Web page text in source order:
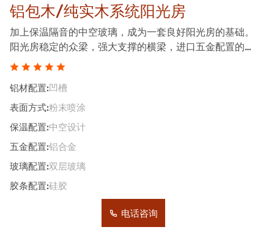
铝包木/纯实木系统阳光房
加上保温隔音的中空玻璃，成为一套良好阳光房的基础。
阳光房稳定的众梁，强大支撑的横梁，进口五金配置的融
合，夏天的晚霞，秋日的午后，享受家居健康惬意生活
铝材配置:凹槽
表面方式:粉末喷涂
保温配置:中空设计
五金配置:铝合金
玻璃配置:双层玻璃
胶条配置:硅胶
电话咨询